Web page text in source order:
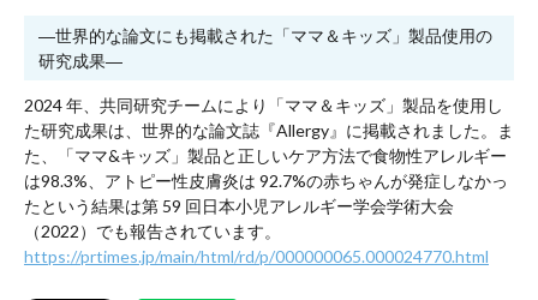
―世界的な論文にも掲載された「ママ＆キッズ」製品使用の
研究成果―
2024 年、共同研究チームにより「ママ＆キッズ」製品を使用し
た研究成果は、世界的な論文誌『Allergy』に掲載されました。ま
た、「ママ&キッズ」製品と正しいケア方法で食物性アレルギー
は98.3%、アトピー性⽪膚炎は 92.7%の赤ちゃんが発症しなかっ
たという結果は第 59 回日本⼩児アレルギー学会学術大会
（2022）でも報告されています。
https://prtimes.jp/main/html/rd/p/000000065.000024770.html